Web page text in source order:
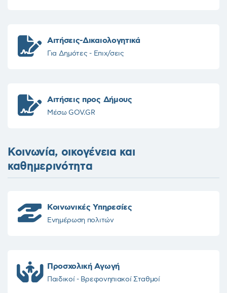
Αιτήσεις-Δικαιολογητικά
Για Δημότες - Επιχ/σεις
Αιτήσεις προς Δήμους
Μέσω GOV.GR
Κοινωνία, οικογένεια και
καθημερινότητα
Κοινωνικές Υπηρεσίες
Ενημέρωση πολιτών
Προσχολική Αγωγή
Παιδικοί - Βρεφονηπιακοί Σταθμοί